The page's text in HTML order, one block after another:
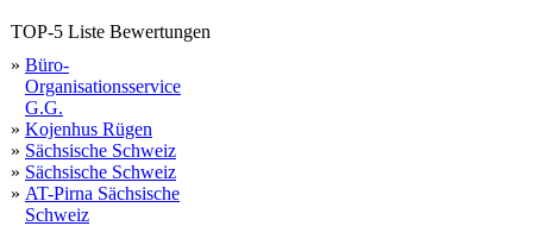
TOP-5 Liste Bewertungen
» Büro-
Organisationsservice
G.G.
» Kojenhus Rügen
» Sächsische Schweiz
» Sächsische Schweiz
» AT-Pirna Sächsische
Schweiz